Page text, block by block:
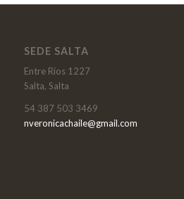
SEDE SALTA
Entre Ríos 1227
Salta, Salta
54 387 503 3469
nveronicachaile@gmail.com